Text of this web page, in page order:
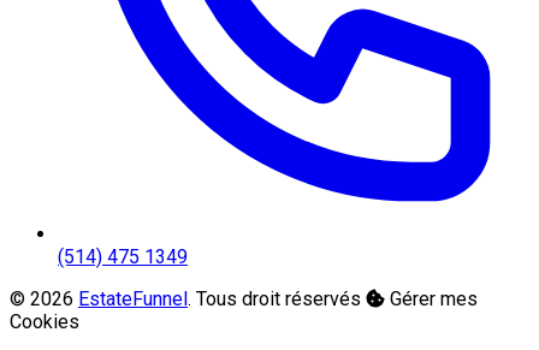
(514) 475 1349
© 2026 EstateFunnel. Tous droit réservés
Gérer mes
Cookies